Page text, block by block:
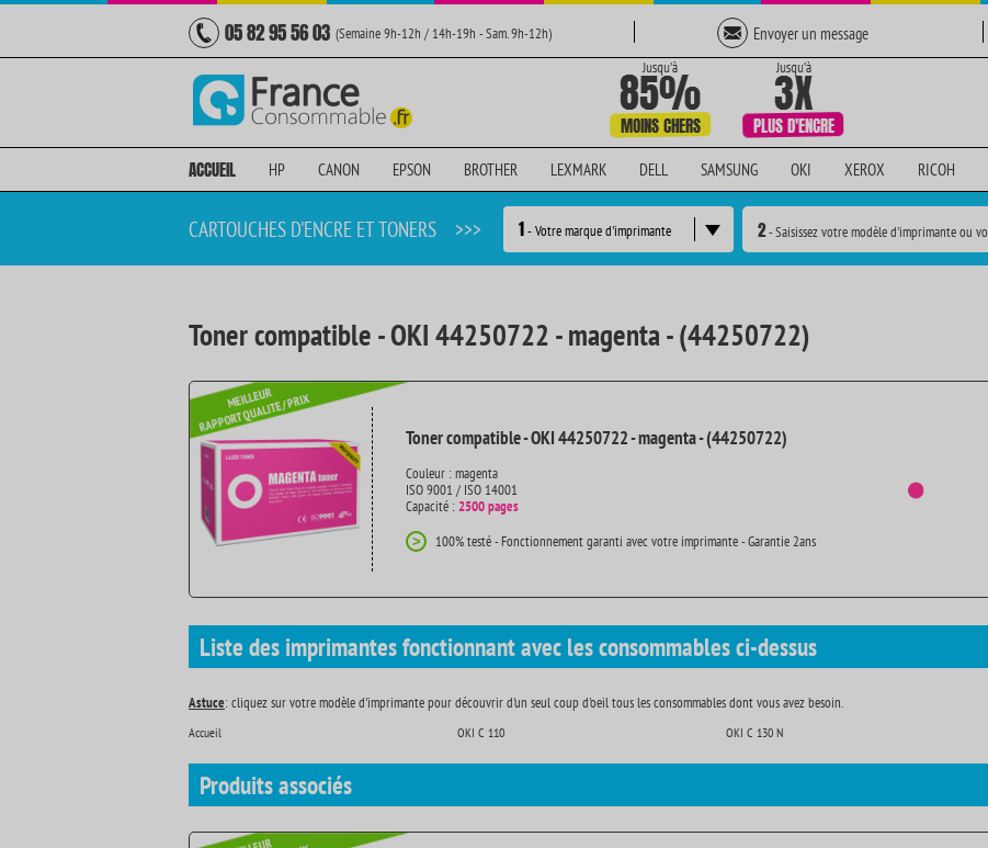
05 82 95 56 03 (Semaine 9h-12h / 14h-19h - Sam. 9h-12h) Envoyer un message
ACCUEIL HP CANON EPSON BROTHER LEXMARK DELL SAMSUNG OKI XEROX RICOH
CARTOUCHES D'ENCRE ET TONERS >>> 1- Votre marque d'imprimante 2- Saisissez votre modèle d'imprimante ou
Toner compatible - OKI 44250722 - magenta - (44250722)
Toner compatible - OKI 44250722 - magenta - (44250722)
Couleur : magenta
ISO 9001 / ISO 14001
Capacité :2500 pages
> 100% testé - Fonctionnement garanti avec votre imprimante - Garantie 2ans
Liste des imprimantes fonctionnant avec les consommables ci-dessus
Astuce: cliquez sur votre modèle d'imprimante pour découvrir d'un seul coup d'oeil tous les consommables dont vous avez besoin.
Accueil OKI C 110 OKI C 130 N
Produitsassociés